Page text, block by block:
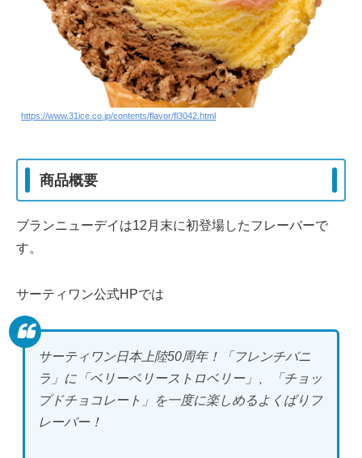
https://www.31ice.co.jp/contents/flavor/fl3042.html
商品概要
ブランニューデイは12月末に初登場したフレーバーで
す。
サーティワン公式HPでは
サーティワン日本上陸50周年！「フレンチバニ
ラ」に「ベリーベリーストロベリー」、「チョッ
プドチョコレート」を一度に楽しめるよくばりフ
レーバー！